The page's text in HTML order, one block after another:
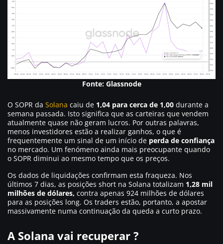
Fonte: Glassnode
O SOPR da Solana caiu de 1,04 para cerca de 1,00 durante a
semana passada. Isto significa que as carteiras que vendem
atualmente quase não geram lucros. Por outras palavras,
menos investidores estão a realizar ganhos, o que é
frequentemente um sinal de um início de perda de confiança
no mercado. Um fenómeno ainda mais preocupante quando
o SOPR diminui ao mesmo tempo que os preços.
Os dados de liquidações confirmam esta fraqueza. Nos
últimos 7 dias, as posições short na Solana totalizam 1,28 mil
milhões de dólares, contra apenas 924 milhões de dólares
para as posições long. Os traders estão, portanto, a apostar
massivamente numa continuação da queda a curto prazo.
A Solana vai recuperar ?